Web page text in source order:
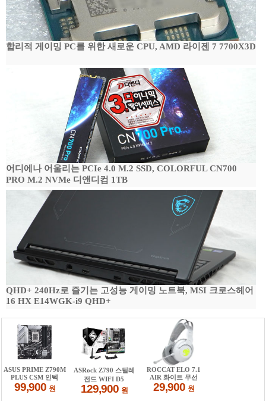
합리적 게이밍 PC를 위한 새로운 CPU, AMD 라이젠 7 7700X3D
어디에나 어울리는 PCIe 4.0 M.2 SSD, COLORFUL CN700
PRO M.2 NVMe 디앤디컴 1TB
QHD+ 240Hz로 즐기는 고성능 게이밍 노트북, MSI 크로스헤어
16 HX E14WGK-i9 QHD+